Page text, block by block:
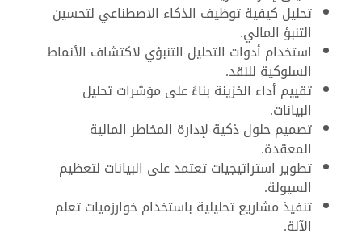
تحليل كيفية توظيف الذكاء الاصطناعي لتحسين
التنبؤ المالي.
استخدام أدوات التحليل التنبؤي لاكتشاف الأنماط
السلوكية للنقد.
تقييم أداء الخزينة بناءً على مؤشرات تحليل
البيانات.
تصميم حلول ذكية لإدارة المخاطر المالية
المعقدة.
تطوير استراتيجيات تعتمد على البيانات لتعظيم
السيولة.
تنفيذ مشاريع تحليلية باستخدام خوارزميات تعلم
الآلة.